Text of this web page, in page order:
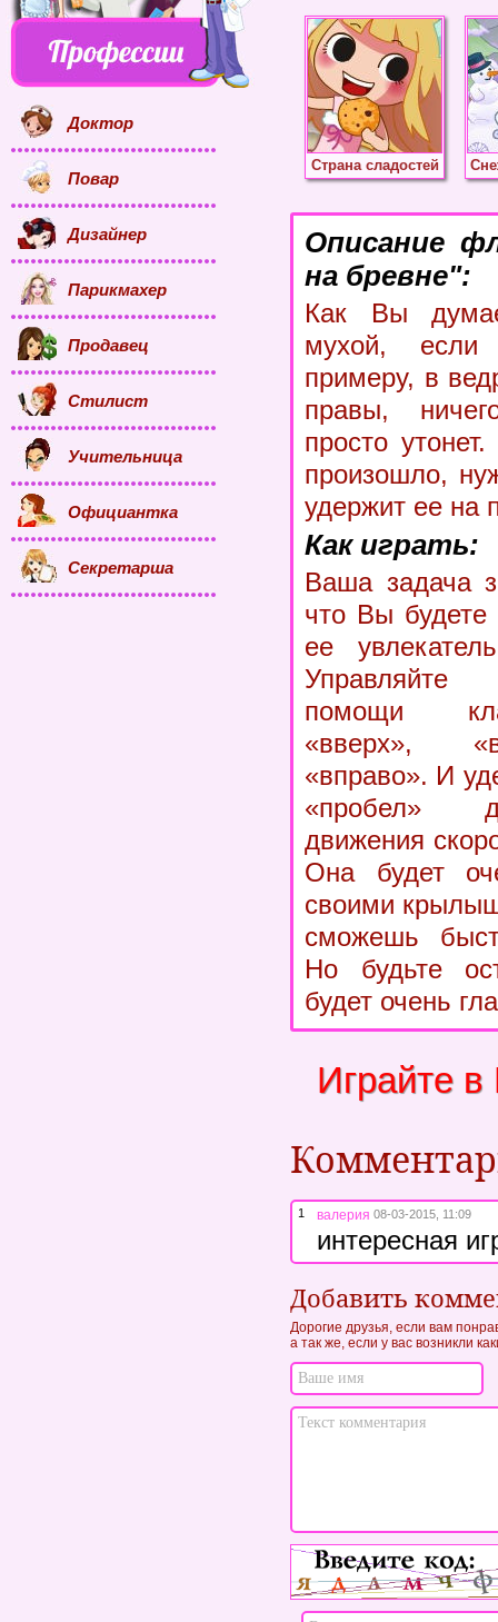
Страна сладостей
Описание
на бревне":
Как Вы
мухой,
примеру, в
правы,
просто
произошло,
удержит ее на
Как играть:
Ваша задача
что Вы будете
ее
помощи
«вверх»,
«вправо». И
«пробел»
движения
Она будет
своими
сможешь
Но будьте
будет очень
Играйте
1 валерия 08-03-2015, 11:09
интересная
Добавить
Дорогие друзья, если вам
а так же, если у вас возникли
Доктор
Повар
Дизайнер
Парикмахер
Продавец
Стилист
Учительница
Официантка
Секретарша